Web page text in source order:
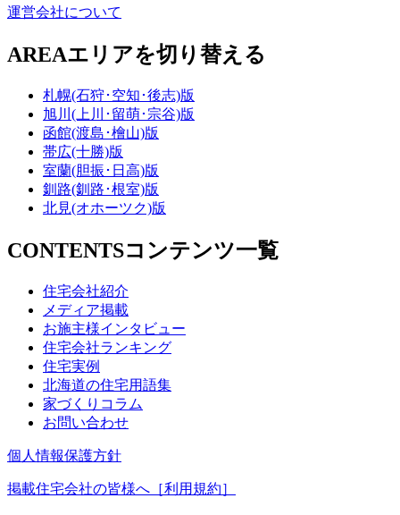
運営会社について
AREAエリアを切り替える
札幌(石狩･空知･後志)版
旭川(上川･留萌･宗谷)版
函館(渡島･檜山)版
帯広(十勝)版
室蘭(胆振･日高)版
釧路(釧路･根室)版
北見(オホーツク)版
CONTENTSコンテンツ一覧
住宅会社紹介
メディア掲載
お施主様インタビュー
住宅会社ランキング
住宅実例
北海道の住宅用語集
家づくりコラム
お問い合わせ
個人情報保護方針
掲載住宅会社の皆様へ［利用規約］